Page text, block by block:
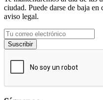
ciudad. Puede darse de baja
aviso legal.
Suscribir